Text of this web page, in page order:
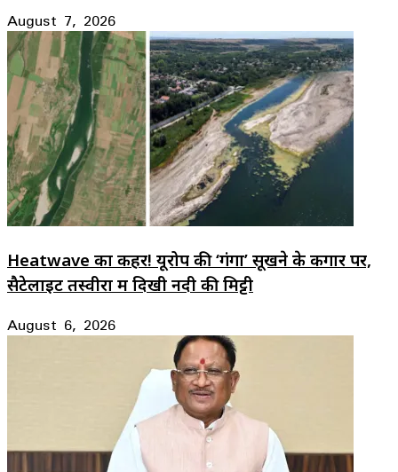
August 7, 2026
Heatwave का कहर! यूरोप की ‘गंगा’ सूखने के कगार पर,
सैटेलाइट तस्वीरों में दिखी नदी की मिट्टी
August 6, 2026